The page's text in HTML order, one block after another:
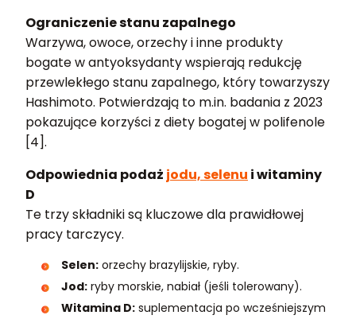
Ograniczenie stanu zapalnego
Warzywa, owoce, orzechy i inne produkty
bogate w antyoksydanty wspierają redukcję
przewlekłego stanu zapalnego, który towarzyszy
Hashimoto. Potwierdzają to m.in. badania z 2023
pokazujące korzyści z diety bogatej w polifenole
[4].
Odpowiednia podaż jodu, selenu i witaminy
D
Te trzy składniki są kluczowe dla prawidłowej
pracy tarczycy.
Selen: orzechy brazylijskie, ryby.
Jod: ryby morskie, nabiał (jeśli tolerowany).
Witamina D: suplementacja po wcześniejszym